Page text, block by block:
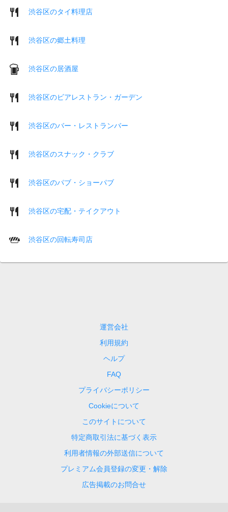
渋谷区のタイ料理店
渋谷区の郷土料理
渋谷区の居酒屋
渋谷区のビアレストラン・ガーデン
渋谷区のバー・レストランバー
渋谷区のスナック・クラブ
渋谷区のパブ・ショーパブ
渋谷区の宅配・テイクアウト
渋谷区の回転寿司店
運営会社
利用規約
ヘルプ
FAQ
プライバシーポリシー
Cookieについて
このサイトについて
特定商取引法に基づく表示
利用者情報の外部送信について
プレミアム会員登録の変更・解除
広告掲載のお問合せ